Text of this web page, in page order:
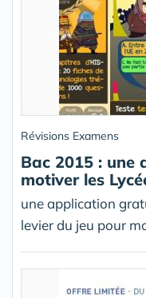
Révisions Examens
Bac 2015 :
motiver les
une application
levier du jeu pour